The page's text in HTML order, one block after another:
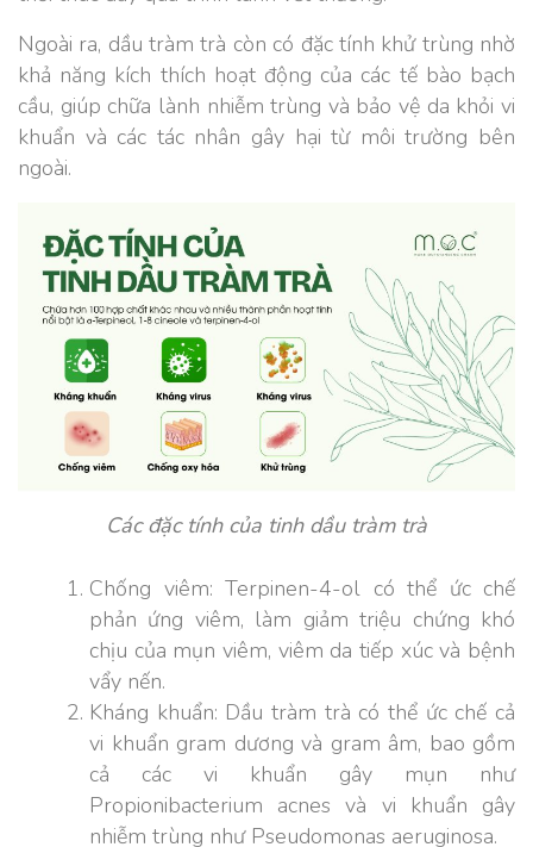
Ngoài ra, dầu tràm trà còn có đặc tính khử trùng nhờ
khả năng kích thích hoạt động của các tế bào bạch
cầu, giúp chữa lành nhiễm trùng và bảo vệ da khỏi vi
khuẩn và các tác nhân gây hại từ môi trường bên
ngoài.
Các đặc tính của tinh dầu tràm trà
Chống viêm: Terpinen-4-ol có thể ức chế
phản ứng viêm, làm giảm triệu chứng khó
chịu của mụn viêm, viêm da tiếp xúc và bệnh
vẩy nến.
Kháng khuẩn: Dầu tràm trà có thể ức chế cả
vi khuẩn gram dương và gram âm, bao gồm
cả các vi khuẩn gây mụn như
Propionibacterium acnes và vi khuẩn gây
nhiễm trùng như Pseudomonas aeruginosa.